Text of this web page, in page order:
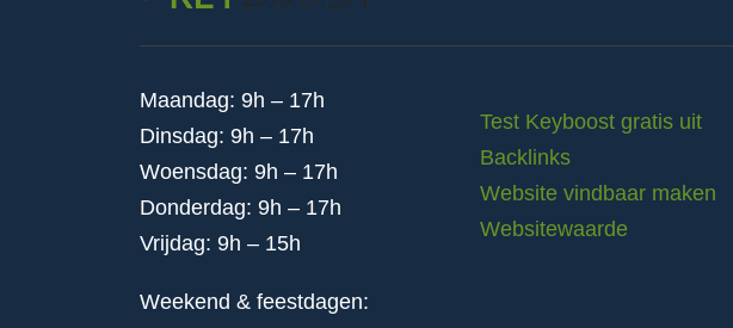
Maandag: 9h – 17h
Dinsdag: 9h – 17h
Woensdag: 9h – 17h
Donderdag: 9h – 17h
Vrijdag: 9h – 15h
Weekend & feestdagen:
Test Keyboost gratis uit
Backlinks
Website vindbaar maken
Websitewaarde